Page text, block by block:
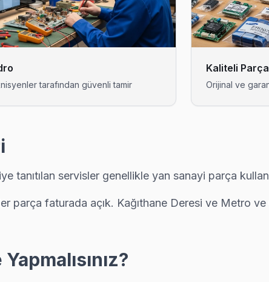
maliyet dağılımını ve garanti kapsamını müşteri önünde
tamir yapılmazsa ücret almıyoruz — bu taahhüdümüz.
tarafından güvenli tamir
Kaliteli Parça
Orijinal ve
servisler genellikle yan sanayi parça
faturada açık. Kağıthane Deresi ve Metro ve